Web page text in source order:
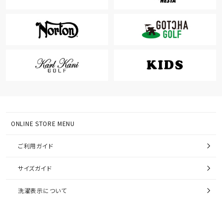
ONLINE STORE MENU
ご利用ガイド
サイズガイド
洗濯表示について